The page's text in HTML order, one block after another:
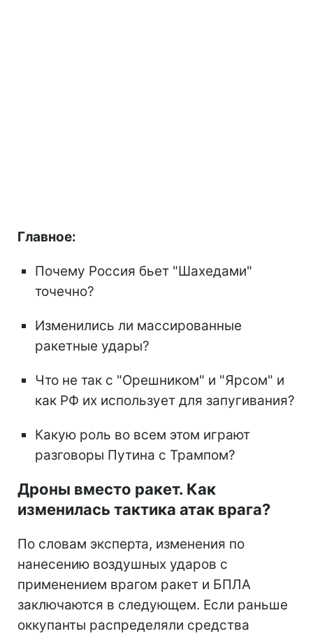
Главное:
Почему Россия бьет "Шахедами"
точечно?
Изменились ли массированные
ракетные удары?
Что не так с "Орешником" и "Ярсом" и
как РФ их использует для запугивания?
Какую роль во всем этом играют
разговоры Путина с Трампом?
Дроны вместо ракет. Как
изменилась тактика атак врага?
По словам эксперта, изменения по
нанесению воздушных ударов с
применением врагом ракет и БПЛА
заключаются в следующем. Если раньше
оккупанты распределяли средства